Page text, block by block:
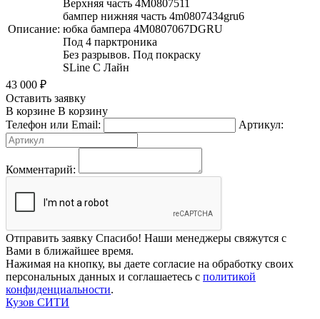
Описание:
Верхняя часть 4M0807511
бампер нижняя часть 4m0807434gru6
юбка бампера 4M0807067DGRU
Под 4 парктроника
Без разрывов. Под покраску
SLine С Лайн
43 000 ₽
Оставить заявку
В корзине В корзину
Телефон или Email:
Артикул:
Комментарий:
Отправить заявку Спасибо! Наши менеджеры свяжутся с
Вами в ближайшее время.
Нажимая на кнопку, вы даете согласие на обработку своих
персональных данных и соглашаетесь с политикой
конфиденциальности.
Кузов СИТИ